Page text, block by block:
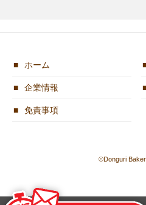
ホーム
企業情報
免責事項
©Donguri